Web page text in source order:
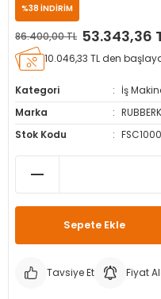
Dolgu Lastikleri
Dolgu Lastikleri
& Sibop İlaveleri
Kapağı
Tüpü
& Spreyler
%38 İNDİRİM
86.400,00 TL 53.343,36
10.046,33 TL den
Kategori
İş
Marka
Stok Kodu
Sepete Ekle
Tavsiye Et Fiyat